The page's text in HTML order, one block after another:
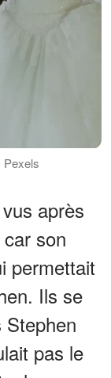
Pexels
après
son
permettait
Ils se
Stephen
pas le